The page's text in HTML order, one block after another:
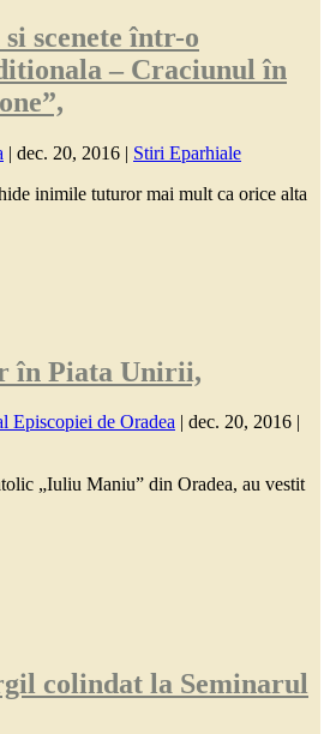
scenete într-o
– Craciunul în
| dec. 20, 2016 | Stiri Eparhiale
inimile tuturor mai mult ca orice alta
în Piata Unirii,
Episcopiei de Oradea | dec. 20, 2016 |
„Iuliu Maniu” din Oradea, au vestit
colindat la Seminarul